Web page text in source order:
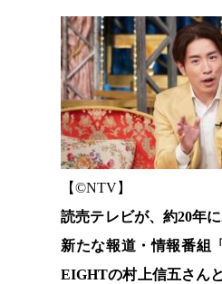
【©️NTV】
読売テレビが、約20年
新たな報道・情報番組
EIGHTの村上信五さん